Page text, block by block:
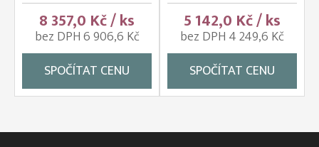
8 357,0 Kč / ks
bez DPH 6 906,6 Kč
SPOČÍTAT CENU
5 142,0 Kč / ks
bez DPH 4 249,6 Kč
SPOČÍTAT CENU